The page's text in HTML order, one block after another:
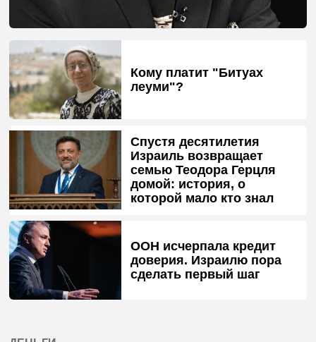
Кому платит "Битуах
леуми"?
Спустя десятилетия
Израиль возвращает
семью Теодора Герцля
домой: история, о
которой мало кто знал
ООН исчерпала кредит
доверия. Израилю пора
сделать первый шаг